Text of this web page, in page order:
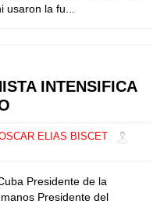
la fu...
INTENSIFICA
ELIAS BISCET
Presidente de la
Presidente del